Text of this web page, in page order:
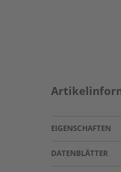
EIGENSCHAFTEN
DATENBLÄTTER